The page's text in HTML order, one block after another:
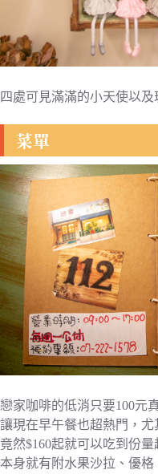
四處可見滿滿的小天使以及
菜單
戀家咖啡的低消只要100元
讓現在早午餐也超熱門，尤
竟然$160起就可以吃到份
本身就有附水果沙拉、優